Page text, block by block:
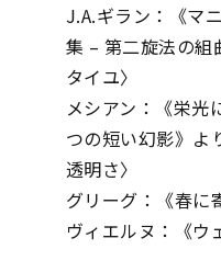
J.A.ギラン：《マ
集 – 第二旋法の組
タイユ〉
メシアン：《栄光
つの短い幻影》よ
透明さ〉
グリーグ：《春に
ヴィエルヌ：《ウ